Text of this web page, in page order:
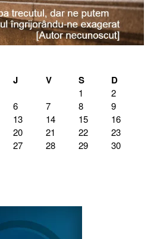
J V S D
1
2
6 7 8
9
13 14 15
16
20 21 22
23
27 28 29
30